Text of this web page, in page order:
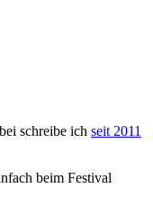
schreibe ich seit 2011
beim Festival